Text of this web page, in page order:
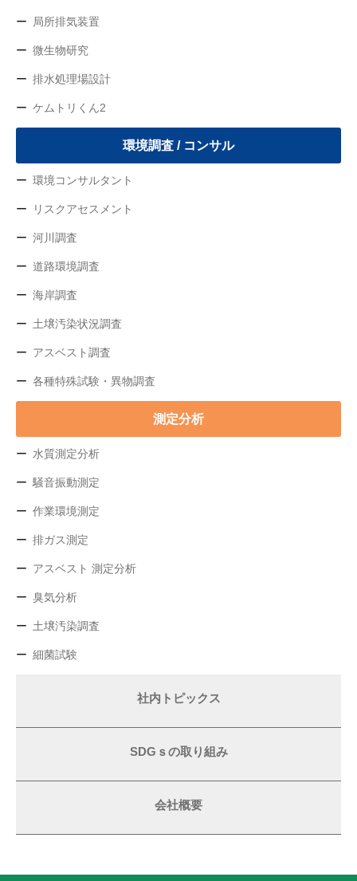
局所排気装置
微生物研究
排水処理場設計
ケムトリくん2
環境調査 / コンサル
環境コンサルタント
リスクアセスメント
河川調査
道路環境調査
海岸調査
土壌汚染状況調査
アスベスト調査
各種特殊試験・異物調査
測定分析
水質測定分析
騒音振動測定
作業環境測定
排ガス測定
アスベスト 測定分析
臭気分析
土壌汚染調査
細菌試験
社内トピックス
SDGｓの取り組み
会社概要